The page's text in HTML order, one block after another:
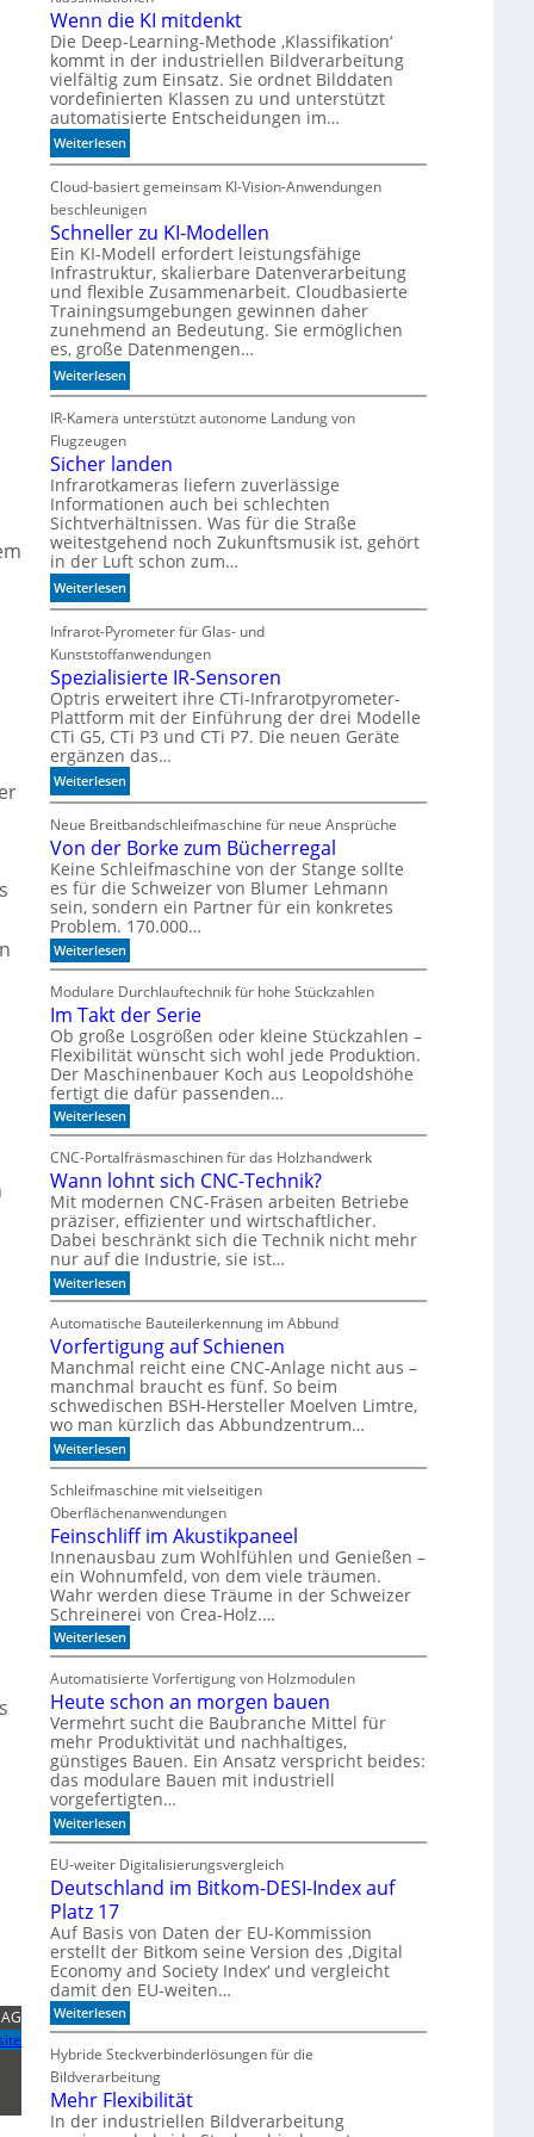
Wenn die KI mitdenkt
Die Deep-Learning-Methode ‚Klassifikation‘
kommt in der industriellen Bildverarbeitung
vielfältig zum Einsatz. Sie ordnet Bilddaten
vordefinierten Klassen zu und unterstützt
automatisierte Entscheidungen im…
Weiterlesen:
W
e
n
n
d
i
e
K
I
m
i
t
d
e
n
k
t
Cloud-basiert gemeinsam KI-Vision-Anwendungen
beschleunigen
Schneller zu KI-Modellen
Ein KI-Modell erfordert leistungsfähige
Infrastruktur, skalierbare Datenverarbeitung
und flexible Zusammenarbeit. Cloudbasierte
Trainingsumgebungen gewinnen daher
zunehmend an Bedeutung. Sie ermöglichen
es, große Datenmengen…
Weiterlesen:
S
c
h
n
e
l
l
e
r
z
u
K
I
-
M
o
d
e
l
l
e
n
IR-Kamera unterstützt autonome Landung von
Flugzeugen
Sicher landen
Infrarotkameras liefern zuverlässige
Informationen auch bei schlechten
Sichtverhältnissen. Was für die Straße
weitestgehend noch Zukunftsmusik ist, gehört
in der Luft schon zum…
Weiterlesen:
S
i
c
h
e
r
l
a
n
d
e
n
Infrarot-Pyrometer für Glas- und
Kunststoffanwendungen
Spezialisierte IR-Sensoren
Optris erweitert ihre CTi-Infrarotpyrometer-
Plattform mit der Einführung der drei Modelle
CTi G5, CTi P3 und CTi P7. Die neuen Geräte
ergänzen das…
Weiterlesen:
S
p
e
z
a
l
i
s
i
e
t
e
I
R
S
e
n
s
o
r
e
n
Neue Breitbandschleifmaschine für neue Ansprüche
Von der Borke zum Bücherregal
Keine Schleifmaschine von der Stange sollte
es für die Schweizer von Blumer Lehmann
sein, sondern ein Partner für ein konkretes
Problem. 170.000…
Weiterlesen:
V
n
d
e
r
B
o
r
k
e
z
u
m
B
ü
c
h
e
r
r
e
g
a
l
Modulare Durchlauftechnik für hohe Stückzahlen
Im Takt der Serie
Ob große Losgrößen oder kleine Stückzahlen –
Flexibilität wünscht sich wohl jede Produktion.
Der Maschinenbauer Koch aus Leopoldshöhe
fertigt die dafür passenden…
Weiterlesen:
I
m
T
a
k
t
d
e
r
S
e
r
i
e
CNC-Portalfräsmaschinen für das Holzhandwerk
Wann lohnt sich CNC-Technik?
Mit modernen CNC-Fräsen arbeiten Betriebe
präziser, effizienter und wirtschaftlicher.
Dabei beschränkt sich die Technik nicht mehr
nur auf die Industrie, sie ist…
Weiterlesen:
W
a
n
n
l
o
h
n
t
s
i
c
h
C
N
C
-
T
e
c
h
n
k
?
Automatische Bauteilerkennung im Abbund
Vorfertigung auf Schienen
Manchmal reicht eine CNC-Anlage nicht aus –
manchmal braucht es fünf. So beim
schwedischen BSH-Hersteller Moelven Limtre,
wo man kürzlich das Abbundzentrum…
Weiterlesen:
V
r
f
e
r
t
i
g
u
n
g
u
f
S
c
h
i
e
n
e
n
Schleifmaschine mit vielseitigen
Oberflächenanwendungen
Feinschliff im Akustikpaneel
Innenausbau zum Wohlfühlen und Genießen –
ein Wohnumfeld, von dem viele träumen.
Wahr werden diese Träume in der Schweizer
Schreinerei von Crea-Holz.…
Weiterlesen:
F
i
n
s
c
h
l
i
f
f
i
A
k
t
i
k
p
a
n
e
e
l
Automatisierte Vorfertigung von Holzmodulen
Heute schon an morgen bauen
Vermehrt sucht die Baubranche Mittel für
mehr Produktivität und nachhaltiges,
günstiges Bauen. Ein Ansatz verspricht beides:
das modulare Bauen mit industriell
vorgefertigten…
Weiterlesen:
H
u
t
c
h
o
n
a
n
m
o
r
g
e
n
EU-weiter Digitalisierungsvergleich
Deutschland im Bitkom-DESI-Index auf
Platz 17
Auf Basis von Daten der EU-Kommission
erstellt der Bitkom seine Version des ‚Digital
Economy and Society Index‘ und vergleicht
damit den EU-weiten…
Weiterlesen:
D
u
t
s
c
h
Hybride Steckverbinderlösungen für die
Bildverarbeitung
Mehr Flexibilität
In der industriellen Bildverarbeitung